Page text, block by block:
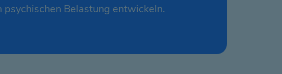
Belastung entwickeln.